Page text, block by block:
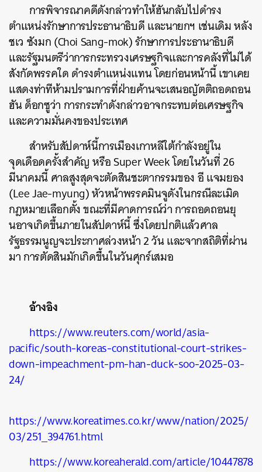
การพิจารณาคดีดังกล่าวทำให้ฮันกลับไปดำรง
ตำแหน่งรักษาการประธานาธิบดี และนายกฯ เช่นเดิม หลัง
ชเว ซังมก (Choi Sang-mok) รักษาการประธานาธิบดี
และรัฐมนตรีว่าการกระทรวงเศรษฐกิจและการคลังที่ไม่ได้
สังกัดพรรคใด ดำรงตำแหน่งแทน โดยก่อนหน้านี้ เขาเคย
แสดงท่าทีห้ามปรามการที่ฝ่ายค้านจะเสนอญัตติถอดถอน
ฮัน ด็อกซูว่า การกระทำดังกล่าวอาจกระทบต่อเศรษฐกิจ
และความมั่นคงของประเทศ
สำหรับสัปดาห์นี้การเมืองเกาหลีใต้กำลังอยู่ใน
จุดเดือดครั้งสำคัญ หรือ Super Week โดยในวันที่ 26
มีนาคมนี้ ศาลสูงสุดจะตัดสินชะตากรรมของ อี แจมยอง
(Lee Jae-myung) หัวหน้าพรรคมินจูดังในกรณีละเมิด
กฎหมายเลือกตั้ง ขณะที่มีคาดการณ์ว่า การถอดถอนยุ
นอาจเกิดขึ้นภายในสัปดาห์นี้ ซึ่งโดยปกติแล้วศาล
รัฐธรรมนูญจะประกาศล่วงหน้า 2 วัน และจากสถิติที่ผ่าน
มา การตัดสินมักเกิดขึ้นในวันศุกร์เสมอ
อ้างอิง
https://www.reuters.com/world/asia-
pacific/south-koreas-constitutional-court-strikes-
down-impeachment-pm-han-duck-soo-2025-03-
24/
https://www.koreatimes.co.kr/www/nation/2025/
03/251_394761.html
https://www.koreaherald.com/article/10447878